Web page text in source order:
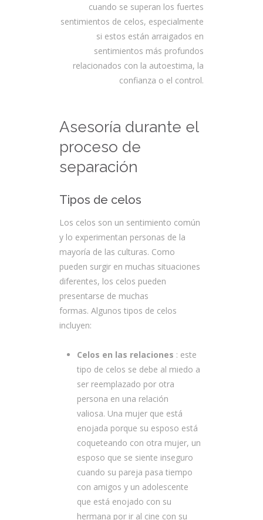
cuando se superan los fuertes
sentimientos de celos, especialmente
si estos están arraigados en
sentimientos más profundos
relacionados con la autoestima, la
confianza o el control.
Asesoría durante el
proceso de
separación
Tipos de celos
Los celos son un sentimiento común
y lo experimentan personas de la
mayoría de las culturas. Como
pueden surgir en muchas situaciones
diferentes, los celos pueden
presentarse de muchas
formas. Algunos tipos de celos
incluyen:
Celos en las relaciones : este
tipo de celos se debe al miedo a
ser reemplazado por otra
persona en una relación
valiosa. Una mujer que está
enojada porque su esposo está
coqueteando con otra mujer, un
esposo que se siente inseguro
cuando su pareja pasa tiempo
con amigos y un adolescente
que está enojado con su
hermana por ir al cine con su